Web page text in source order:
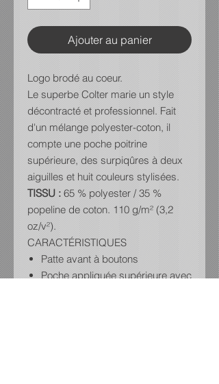
Ajouter au panier
Logo brodé au coeur.
Le superbe Colter marie un style
décontracté et professionnel. Fait
d'un mélange polyester-coton, il
compte une poche poitrine
supérieure, des surpiqûres à deux
aiguilles et huit couleurs stylisées.
TISSU : 65 % polyester / 35 %
popeline de coton. 110 g/m² (3,2
oz/v²).
CARACTÉRISTIQUES
Patte avant à boutons
Poche appliquée supérieure avec